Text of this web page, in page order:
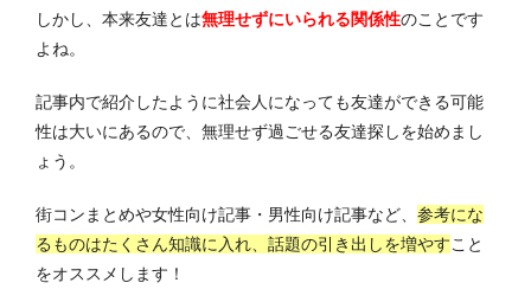
しかし、本来友達とは無理せずにいられる関係性のことです
よね。
記事内で紹介したように社会人になっても友達ができる可能
性は大いにあるので、無理せず過ごせる友達探しを始めまし
ょう。
街コンまとめや女性向け記事・男性向け記事など、 参考にな
るものはたくさん知識に入れ、話題の引き出しを増やすこと
をオススメします！